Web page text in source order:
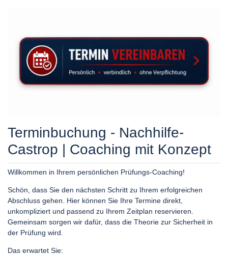
Terminbuchung - Nachhilfe-
Castrop | Coaching mit Konzept
Willkommen in Ihrem persönlichen Prüfungs-Coaching!
Schön, dass Sie den nächsten Schritt zu Ihrem erfolgreichen
Abschluss gehen. Hier können Sie Ihre Termine direkt,
unkompliziert und passend zu Ihrem Zeitplan reservieren.
Gemeinsam sorgen wir dafür, dass die Theorie zur Sicherheit in
der Prüfung wird.
Das erwartet Sie: